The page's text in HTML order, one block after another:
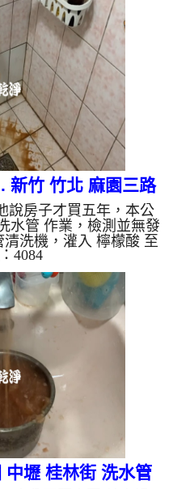
積，洗出來的水就會是
管壁上會結成黑色管
黑，有些洗出綠色的
生鏽產生銅綠，如是藍
龍頭合金...
新竹 竹北 麻園三路
管
說房子才買五年，本公
水管 作業，檢測並無發
洗機，灌入 檸檬酸 至
管清洗機 ，啟動 螺旋
水，突然變成棕綠色，
復了。 如是自來水，
沙堆積，洗出來的水就
錳，管壁上會結成黑色
樣黑，有些洗出綠色的
生鏽產生銅綠，如是藍
水龍頭...
4084
壢 桂林街 洗水管